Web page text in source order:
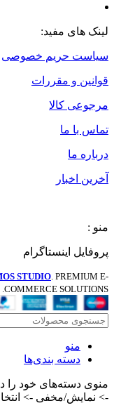
لینک های مفید:
سیاست حریم خصوصی
قوانین و مقررات
مرجوعی کالا
تماس با ما
درباره ما
آخرین اخبار
منو :
پروفایل اینستاگرام
STUDIO. PREMIUM E-
COMMERCE SOLUTIONS.
منو
دسته بندی‌ها
منوی دسته‌های خود را
-> نمایش/مخفی ->